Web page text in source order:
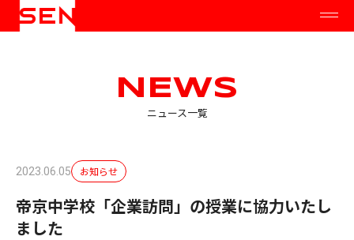
NEWS
ニュース一覧
2023.06.05 お知らせ
帝京中学校「企業訪問」の授業に協力いたし
ました